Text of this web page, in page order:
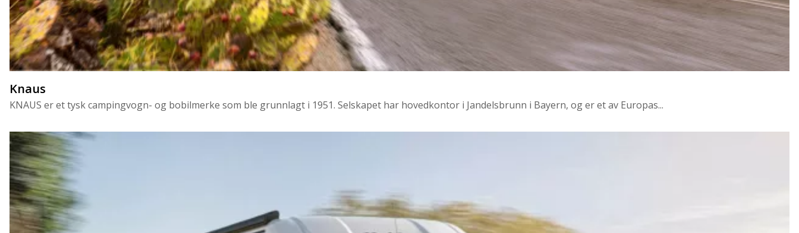
Knaus
KNAUS er et tysk campingvogn- og bobilmerke som ble grunnlagt i 1951. Selskapet har hovedkontor i Jandelsbrunn i Bayern, og er et av Europas...